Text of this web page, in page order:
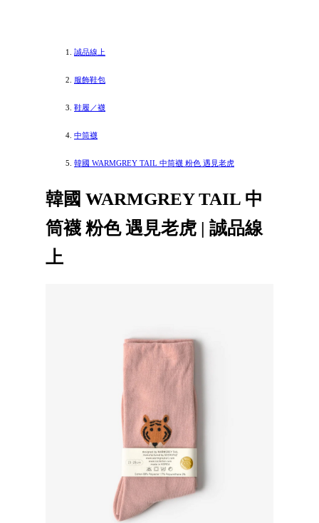
誠品線上
服飾鞋包
鞋履／襪
中筒襪
韓國 WARMGREY TAIL 中筒襪 粉色 遇見老虎
韓國 WARMGREY TAIL 中
筒襪 粉色 遇見老虎 | 誠品線
上